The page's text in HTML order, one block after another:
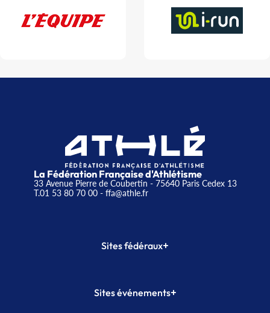
La Fédération Française d'Athlétisme
33 Avenue Pierre de Coubertin - 75640 Paris Cedex 13
T.01 53 80 70 00- ffa@athle.fr
Sites fédéraux+
Plateforme Formation
Sites événements+